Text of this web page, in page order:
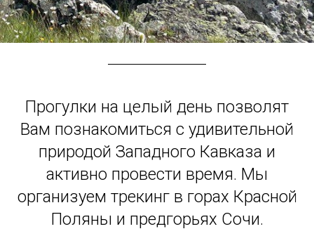
Прогулки на целый день позволят
Вам познакомиться с удивительной
природой Западного Кавказа и
активно провести время. Мы
организуем трекинг в горах Красной
Поляны и предгорьях Сочи.